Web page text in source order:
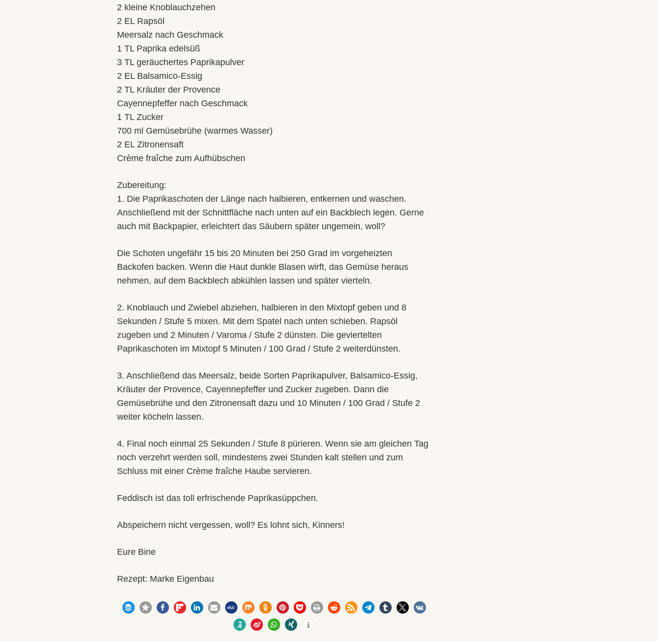
2 kleine Knoblauchzehen
2 EL Rapsöl
Meersalz nach Geschmack
1 TL Paprika edelsüß
3 TL geräuchertes Paprikapulver
2 EL Balsamico-Essig
2 TL Kräuter der Provence
Cayennepfeffer nach Geschmack
1 TL Zucker
700 ml Gemüsebrühe (warmes Wasser)
2 EL Zitronensaft
Crème fraîche zum Aufhübschen
Zubereitung:
1. Die Paprikaschoten der Länge nach halbieren, entkernen und waschen.
Anschließend mit der Schnittfläche nach unten auf ein Backblech legen. Gerne
auch mit Backpapier, erleichtert das Säubern später ungemein, woll?
Die Schoten ungefähr 15 bis 20 Minuten bei 250 Grad im vorgeheizten
Backofen backen. Wenn die Haut dunkle Blasen wirft, das Gemüse heraus
nehmen, auf dem Backblech abkühlen lassen und später vierteln.
2. Knoblauch und Zwiebel abziehen, halbieren in den Mixtopf geben und 8
Sekunden / Stufe 5 mixen. Mit dem Spatel nach unten schieben. Rapsöl
zugeben und 2 Minuten / Varoma / Stufe 2 dünsten. Die geviertelten
Paprikaschoten im Mixtopf 5 Minuten / 100 Grad / Stufe 2 weiterdünsten.
3. Anschließend das Meersalz, beide Sorten Paprikapulver, Balsamico-Essig,
Kräuter der Provence, Cayennepfeffer und Zucker zugeben. Dann die
Gemüsebrühe und den Zitronensaft dazu und 10 Minuten / 100 Grad / Stufe 2
weiter köcheln lassen.
4. Final noch einmal 25 Sekunden / Stufe 8 pürieren. Wenn sie am gleichen Tag
noch verzehrt werden soll, mindestens zwei Stunden kalt stellen und zum
Schluss mit einer Crème fraîche Haube servieren.
Feddisch ist das toll erfrischende Paprikasüppchen.
Abspeichern nicht vergessen, woll? Es lohnt sich, Kinners!
Eure Bine
Rezept: Marke Eigenbau